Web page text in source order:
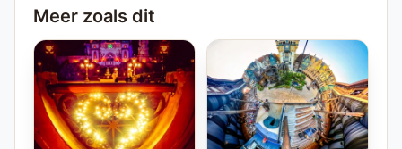
Meer zoals dit